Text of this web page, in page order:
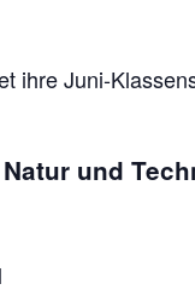
ihre Juni-
und